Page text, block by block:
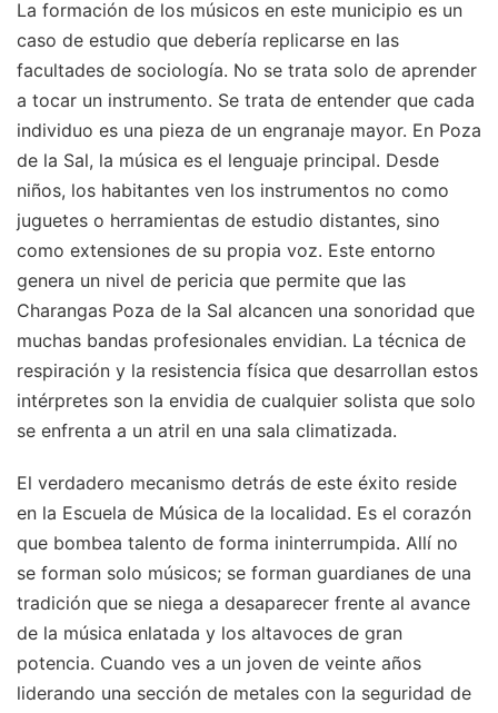
La formación de los músicos en este municipio es un
caso de estudio que debería replicarse en las
facultades de sociología. No se trata solo de aprender
a tocar un instrumento. Se trata de entender que cada
individuo es una pieza de un engranaje mayor. En Poza
de la Sal, la música es el lenguaje principal. Desde
niños, los habitantes ven los instrumentos no como
juguetes o herramientas de estudio distantes, sino
como extensiones de su propia voz. Este entorno
genera un nivel de pericia que permite que las
Charangas Poza de la Sal alcancen una sonoridad que
muchas bandas profesionales envidian. La técnica de
respiración y la resistencia física que desarrollan estos
intérpretes son la envidia de cualquier solista que solo
se enfrenta a un atril en una sala climatizada.
El verdadero mecanismo detrás de este éxito reside
en la Escuela de Música de la localidad. Es el corazón
que bombea talento de forma ininterrumpida. Allí no
se forman solo músicos; se forman guardianes de una
tradición que se niega a desaparecer frente al avance
de la música enlatada y los altavoces de gran
potencia. Cuando ves a un joven de veinte años
liderando una sección de metales con la seguridad de